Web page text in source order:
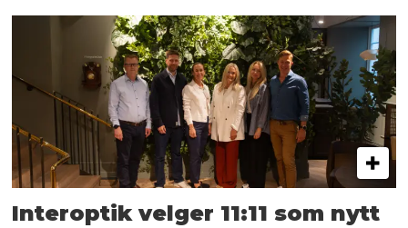
Interoptik velger 11:11 som nytt